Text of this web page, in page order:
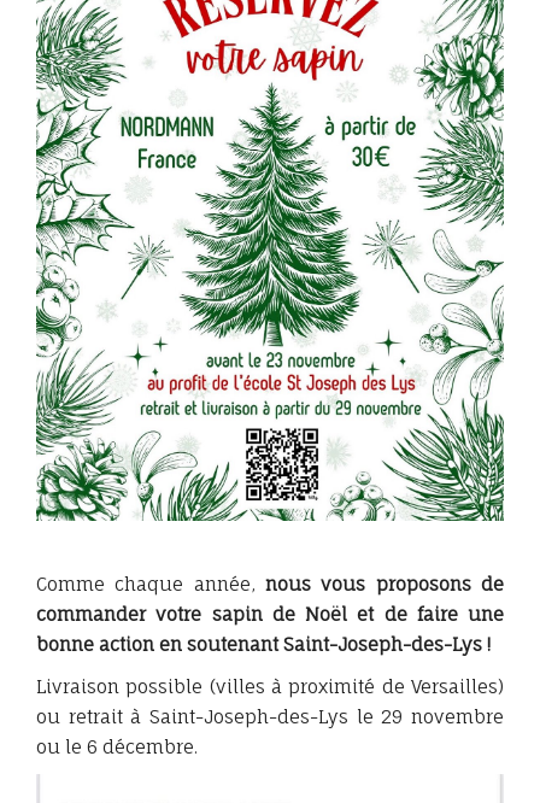
Comme chaque année, nous vous proposons de
commander votre sapin de Noël et de faire une
bonne action en soutenant Saint-Joseph-des-Lys !
Livraison possible (villes à proximité de Versailles)
ou retrait à Saint-Joseph-des-Lys le 29 novembre
ou le 6 décembre.